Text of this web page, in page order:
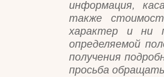
информация,
также
характер и ни
определяемой
получения
просьба